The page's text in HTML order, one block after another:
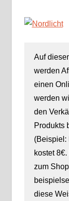
Auf
werden
einen
werden
den
Produkts
(Beispiel:
kostet
zum
diese